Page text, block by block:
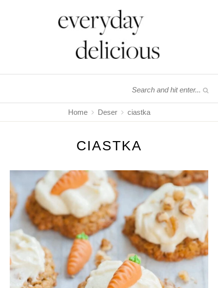
Home Deser ciastka
CIASTKA